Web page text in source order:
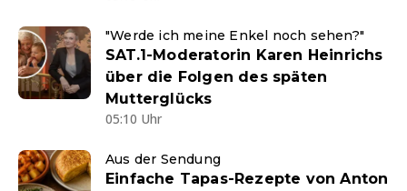
"Werde ich meine Enkel noch sehen?"
SAT.1-Moderatorin Karen Heinrichs
über die Folgen des späten
Mutterglücks
05:10 Uhr
Aus der Sendung
Einfache Tapas-Rezepte von Anton